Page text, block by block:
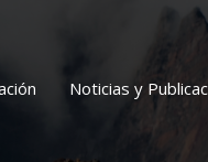
Noticias y